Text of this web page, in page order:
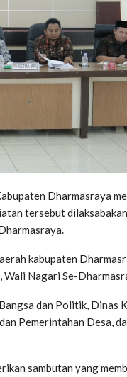
Dharmasraya
tersebut
kabupaten
Wali Nagari Se-
dan Politik, Dinas
Pemerintahan Desa,
sambutan yang